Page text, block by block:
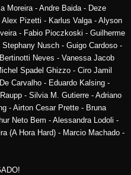
Moreira - Andre Baida - Deze
Pizetti - Karlus Valga - Alyson
- Fabio Pioczkoski - Guilherme
Nusch - Guigo Cardoso -
Neves - Vanessa Jacob
Spadel Ghizzo - Ciro Jamil
Carvalho - Eduardo Kalsing -
- Silvia M. Gutierre - Adriano
- Airton Cesar Prette - Bruna
Neto Bem - Alessandra Lodoli -
(A Hora Hard) - Marcio Machado -